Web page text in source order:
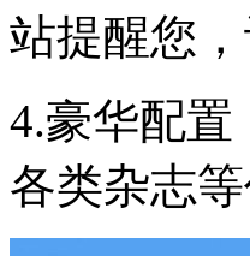
站提醒您
4.豪华配
各类杂志等